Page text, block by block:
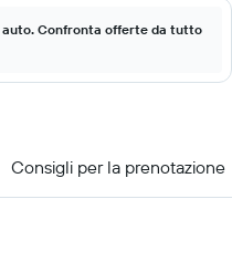
auto. Confronta offerte da tutto
Consigli per la prenotazione